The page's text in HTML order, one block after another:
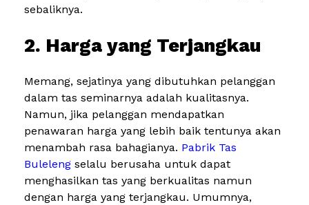
sebaliknya.
2. Harga yang Terjangkau
Memang, sejatinya yang dibutuhkan pelanggan
dalam tas seminarnya adalah kualitasnya.
Namun, jika pelanggan mendapatkan
penawaran harga yang lebih baik tentunya akan
menambah rasa bahagianya. Pabrik Tas
Buleleng selalu berusaha untuk dapat
menghasilkan tas yang berkualitas namun
dengan harga yang terjangkau. Umumnya,